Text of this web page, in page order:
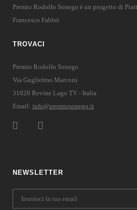
Premio Rodolfo Sonego è un progetto di
Francesco Fabbri
TROVACI
Premio Rodolfo Sonego
Via Guglielmo Marconi
31020 Revine Lago TV - Italia
Email: info@premiosonego.it
NEWSLETTER